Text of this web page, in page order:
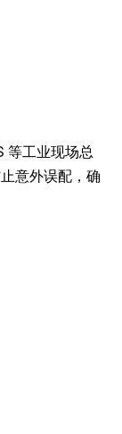
等工业现场总
意外误配，确